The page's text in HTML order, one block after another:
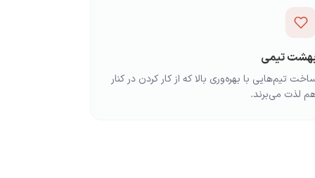
تیمی
تیم‌هایی با بهره‌وری بالا که از کار کردن در کنار
لذت می‌برند.